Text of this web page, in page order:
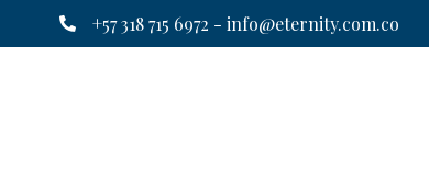
+57 318 715 6972 - info@eternity.com.co